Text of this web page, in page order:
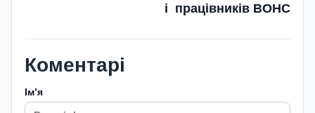
і працівників ВОНС
Коментарі
Імʼя